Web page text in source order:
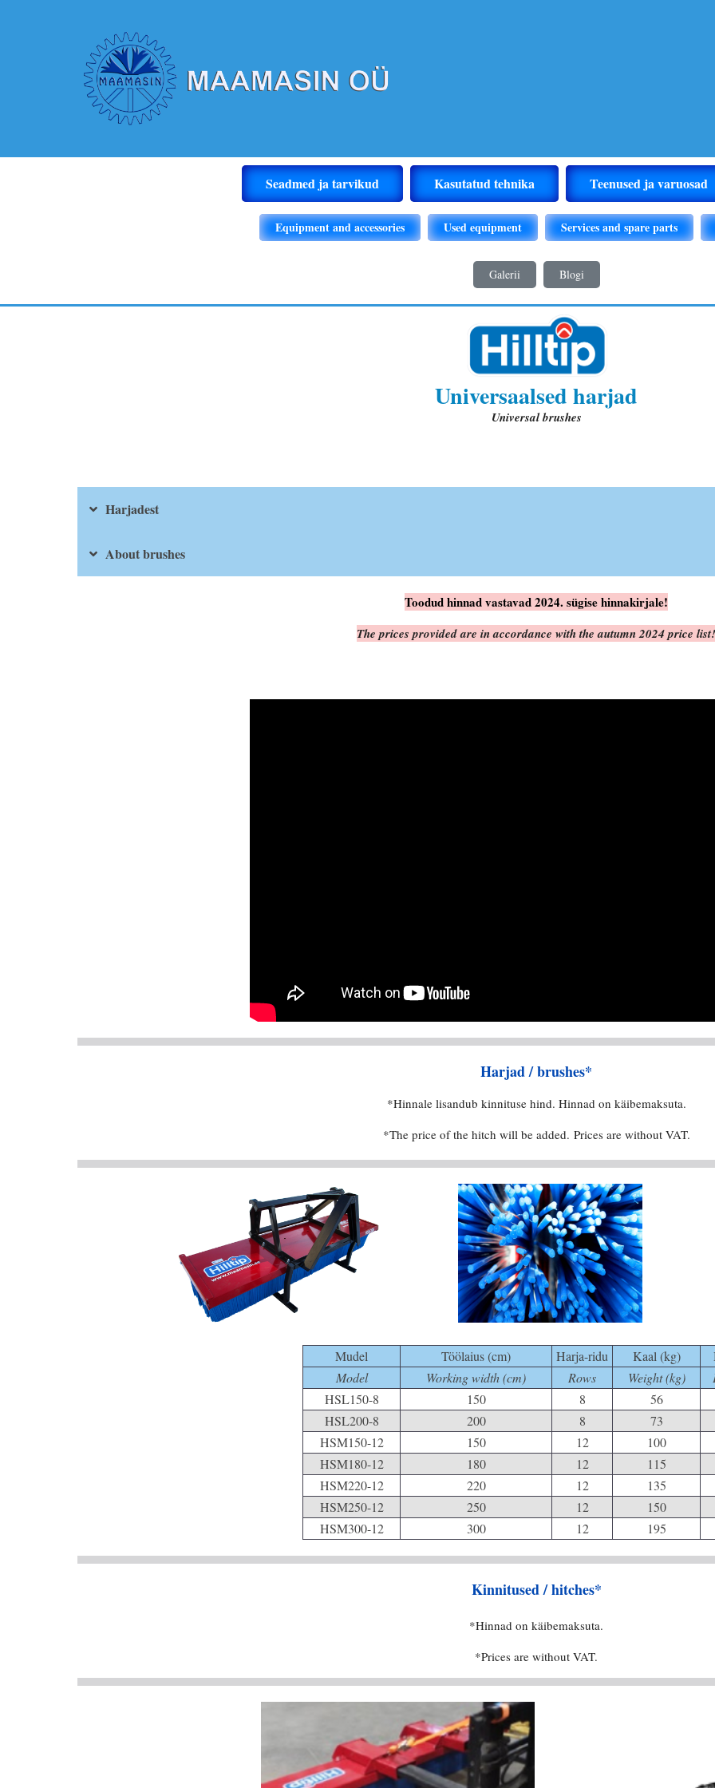
Seadmed ja tarvikud Kasutatud tehnika Teenused ja varuosad
Equipment and accessories Used equipment Services and spare parts
Galerii Blogi
Universaalsed harjad
Universal brushes
Harjadest
About brushes
Toodud hinnad vastavad 2024. sügise hinnakirjale!
The prices provided are in accordance with the autumn 2024 price list!
Harjad / brushes*
*Hinnale lisandub kinnituse hind. Hinnad on käibemaksuta.
*The price of the hitch will be added. Prices are without VAT.
Mudel Töölaius (cm) Harja-ridu Kaal (kg)
Model
Working width (cm) Rows Weight (kg)
HSL150-8
150 8
56
HSL200-8
200 8
73
HSM150-12
150 12
100
HSM180-12
180 12
115
HSM220-12
220 12
135
HSM250-12
250 12
150
HSM300-12
300 12 195
Kinnitused / hitches*
*Hinnad on käibemaksuta.
*Prices are without VAT.